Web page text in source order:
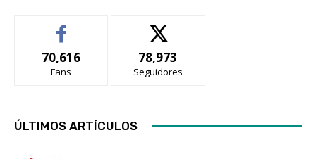
70,616
Fans
78,973
Seguidores
ÚLTIMOS ARTÍCULOS